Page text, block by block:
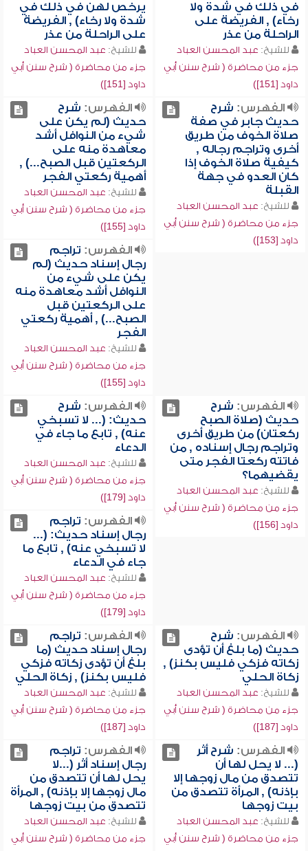
في ذلك في شدة ولا
رخاء) , الفريضة على
الراحلة من عذر
للشيخ: عبد المحسن العباد
جزء من محاضرة ( شرح سنن أبي
داود [151])
يرخص لهن في ذلك في
شدة ولا رخاء) , الفريضة
على الراحلة من عذر
للشيخ: عبد المحسن العباد
جزء من محاضرة ( شرح سنن أبي
داود [151])
الفهرس: شرح
حديث جابر في صفة
صلاة الخوف من طريق
أخرى وتراجم رجاله ,
كيفية صلاة الخوف إذا
كان العدو في جهة
القبلة
للشيخ: عبد المحسن العباد
جزء من محاضرة ( شرح سنن أبي
داود [153])
الفهرس: شرح
حديث (لم يكن على
شيء من النوافل أشد
معاهدة منه على
الركعتين قبل الصبح...) ,
أهمية ركعتي الفجر
للشيخ: عبد المحسن العباد
جزء من محاضرة ( شرح سنن أبي
داود [155])
الفهرس: تراجم
رجال إسناد حديث (لم
يكن على شيء من
النوافل أشد معاهدة منه
على الركعتين قبل
الصبح...) , أهمية ركعتي
الفجر
للشيخ: عبد المحسن العباد
جزء من محاضرة ( شرح سنن أبي
داود [155])
الفهرس: شرح
حديث (صلاة الصبح
ركعتان) من طريق أخرى
وتراجم رجال إسناده , من
فاتته ركعتا الفجر متى
يقضيهما؟
للشيخ: عبد المحسن العباد
جزء من محاضرة ( شرح سنن أبي
داود [156])
الفهرس: شرح
حديث: (... لا تسبخي
عنه) , تابع ما جاء في
الدعاء
للشيخ: عبد المحسن العباد
جزء من محاضرة ( شرح سنن أبي
داود [179])
الفهرس: تراجم
رجال إسناد حديث: (...
لا تسبخي عنه) , تابع ما
جاء في الدعاء
للشيخ: عبد المحسن العباد
جزء من محاضرة ( شرح سنن أبي
داود [179])
الفهرس: شرح
حديث (ما بلغ أن تؤدى
زكاته فزكي فليس بكنز) ,
زكاة الحلي
للشيخ: عبد المحسن العباد
جزء من محاضرة ( شرح سنن أبي
داود [187])
الفهرس: تراجم
رجال إسناد حديث (ما
بلغ أن تؤدى زكاته فزكي
فليس بكنز) , زكاة الحلي
للشيخ: عبد المحسن العباد
جزء من محاضرة ( شرح سنن أبي
داود [187])
الفهرس: شرح أثر
(... لا يحل لها أن
تتصدق من مال زوجها إلا
بإذنه) , المرأة تتصدق من
بيت زوجها
للشيخ: عبد المحسن العباد
جزء من محاضرة ( شرح سنن أبي
الفهرس: تراجم
رجال إسناد أثر (...لا
يحل لها أن تتصدق من
مال زوجها إلا بإذنه) , المرأة
تتصدق من بيت زوجها
للشيخ: عبد المحسن العباد
جزء من محاضرة ( شرح سنن أبي